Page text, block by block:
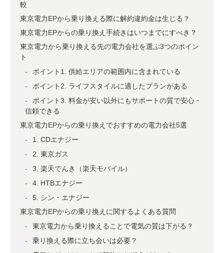
較
東京電力EPから乗り換える際に解約違約金は生じる？
東京電力EPからの乗り換え手続きはいつまでにすべき？
東京電力から乗り換える先の電力会社を選ぶ3つのポイン
ト
ポイント1. 供給エリアの範囲内に含まれている
ポイント2. ライフスタイルに適したプランがある
ポイント3. 料金が安い以外にもサポートの質で安心・
信頼できる
東京電力EPからの乗り換えでおすすめの電力会社5選
1. CDエナジー
2. 東京ガス
3. 楽天でんき（楽天モバイル）
4. HTBエナジー
5. シン・エナジー
東京電力EPからの乗り換えに関するよくある質問
東京電力から乗り換えることで電気の質は下がる？
乗り換える際に立ち会いは必要？